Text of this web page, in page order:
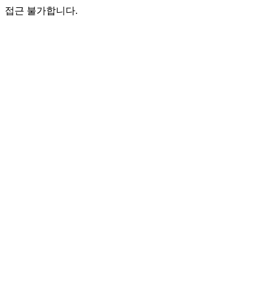
접근 불가합니다.